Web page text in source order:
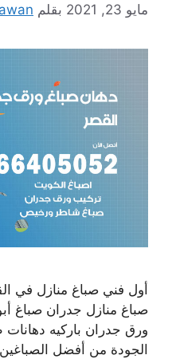
مايو 23, 2021 بقلم
أول فني صباغ منازل في
صباغ منازل جدران
ورق جدران باركيه
الجودة من أفضل